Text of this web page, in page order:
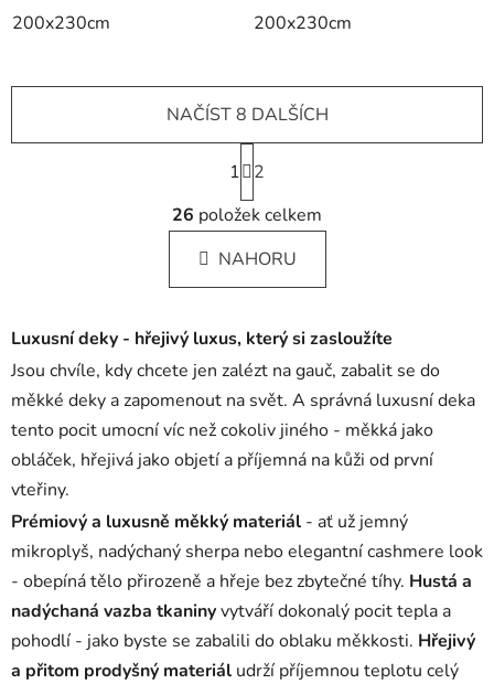
200x230cm 200x230cm
O
v
l
á
d
c
í
p
r
v
k
v
ý
p
i
s
u
NAČÍST 8 DALŠÍCH
S
t
r
á
n
k
n
í
1
2
26 položek celkem
NAHORU
Luxusní deky - hřejivý luxus, který si zasloužíte
Jsou chvíle, kdy chcete jen zalézt na gauč, zabalit se do
měkké deky a zapomenout na svět. A správná luxusní deka
tento pocit umocní víc než cokoliv jiného - měkká jako
obláček, hřejivá jako objetí a příjemná na kůži od první
vteřiny.
Prémiový a luxusně měkký materiál - ať už jemný
mikroplyš, nadýchaný sherpa nebo elegantní cashmere look
- obepíná tělo přirozeně a hřeje bez zbytečné tíhy. Hustá a
nadýchaná vazba tkaninyvytváří dokonalý pocit tepla a
pohodlí - jako byste se zabalili do oblaku měkkosti. Hřejivý
a přitom prodyšný materiál udrží příjemnou teplotu celý